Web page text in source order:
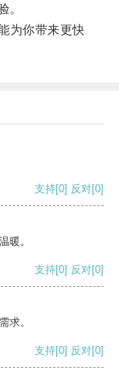
。
为你带来更快
支持[0] 反对[0]
暖。
支持[0] 反对[0]
求。
支持[0] 反对[0]